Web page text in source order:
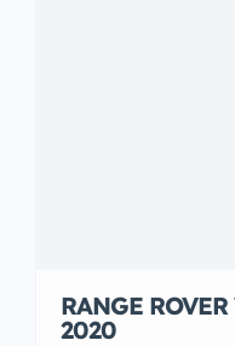
RANGE
2020